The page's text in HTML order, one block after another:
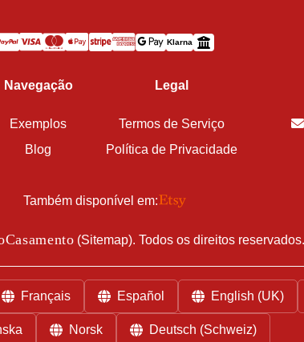
Klarna
Navegação
Exemplos
Blog
Legal
Termos de Serviço
Política de Privacidade
Também disponível em:
(Sitemap). Todos os direitos reservados.
Français Español English (UK)
Norsk Deutsch (Schweiz)